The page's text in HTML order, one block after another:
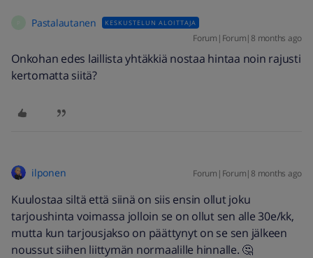
Pastalautanen KESKUSTELUN ALOITTAJA
Forum|Forum|8 months ago
Onkohan edes laillista yhtäkkiä nostaa hintaa noin rajusti
kertomatta siitä?
ilponen Forum|Forum|8 months ago
Kuulostaa siltä että siinä on siis ensin ollut joku
tarjoushinta voimassa jolloin se on ollut sen alle 30e/kk,
mutta kun tarjousjakso on päättynyt on se sen jälkeen
noussut siihen liittymän normaalille hinnalle. 🤔